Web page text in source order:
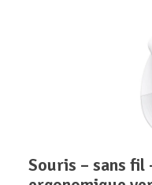
souris – sans fil – logitech – lift